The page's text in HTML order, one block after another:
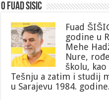
O Fuad Sisic
Fuad
godine u
Mehe
Nure,
školu,
Tešnju a zatim i studij
u Sarajevu 1984. godine.